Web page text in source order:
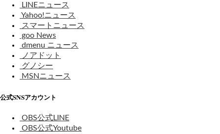
LINEニュース
Yahoo!ニュース
スマートニュース
goo News
dmenu ニュース
ノアドット
グノシー
MSNニュース
公式SNSアカウント
OBS公式LINE
OBS公式Youtube